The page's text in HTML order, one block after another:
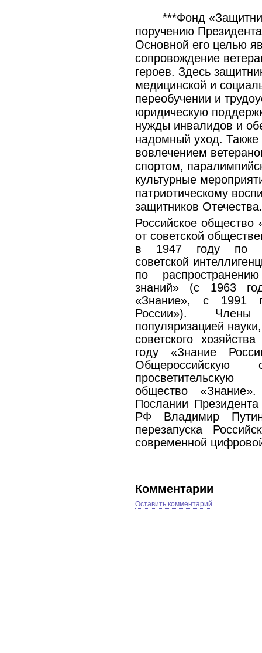
***Фонд
поручению
Основной его целью
сопровождение
героев. Здесь
медицинской и
переобучении и
юридическую
нужды инвалидов и
надомный уход.
вовлечением
спортом,
культурные
патриотическому
защитников
Российское
от советской
в 1947 году по
советской
по
знаний» (с 1963
«Знание», с 1991
России»).
популяризацией
советского
году «Знание
Общероссийскую
просветительскую
общество
Послании
РФ Владимир
перезапуска
современной
Комментарии
Оставить комментарий